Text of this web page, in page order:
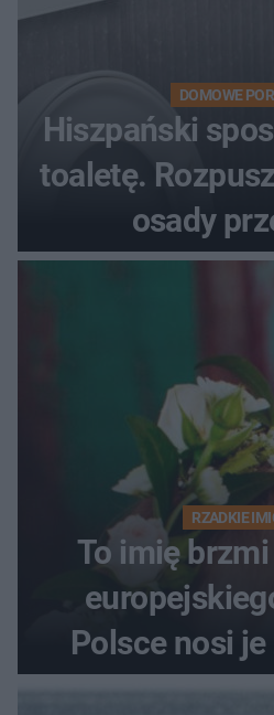
DOMOWE
Hiszpański
toaletę.
osady
RZADKIE
To imię
Polsce nosi